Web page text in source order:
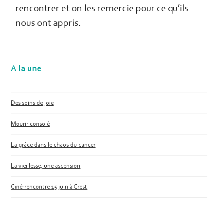
rencontrer et on les remercie pour ce qu’ils
nous ont appris.
A la une
Des soins de joie
Mourir consolé
La grâce dans le chaos du cancer
La vieillesse, une ascension
Ciné-rencontre 15 juin à Crest